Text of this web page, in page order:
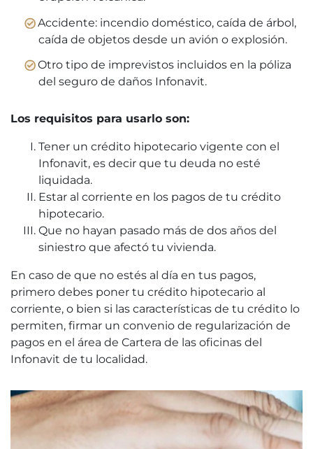
Accidente: incendio doméstico, caída de árbol,
caída de objetos desde un avión o explosión.
Otro tipo de imprevistos incluidos en la póliza
del seguro de daños Infonavit.
Los requisitos para usarlo son:
Tener un crédito hipotecario vigente con el
Infonavit, es decir que tu deuda no esté
liquidada.
Estar al corriente en los pagos de tu crédito
hipotecario.
Que no hayan pasado más de dos años del
siniestro que afectó tu vivienda.
En caso de que no estés al día en tus pagos,
primero debes poner tu crédito hipotecario al
corriente, o bien si las características de tu crédito lo
permiten, firmar un convenio de regularización de
pagos en el área de Cartera de las oficinas del
Infonavit de tu localidad.